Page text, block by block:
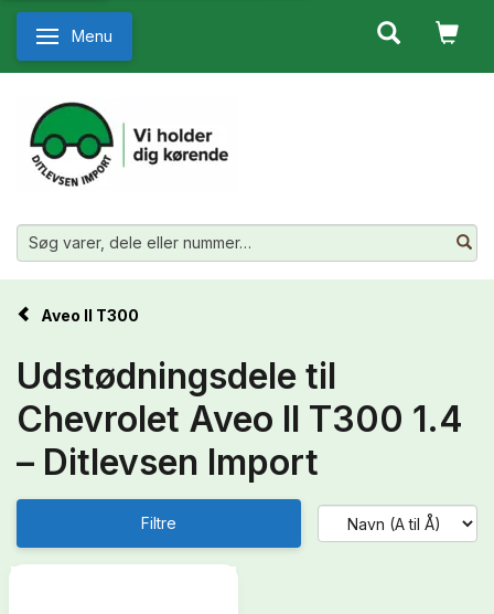
Skifte navigation
Menu
Aveo II T300
Udstødningsdele til
Chevrolet Aveo II T300 1.4
– Ditlevsen Import
Filtre